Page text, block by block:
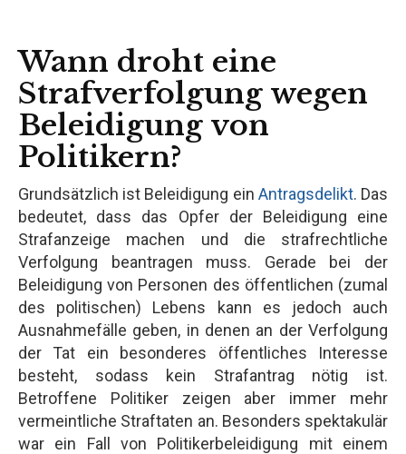
Wann droht eine
Strafverfolgung wegen
Beleidigung von
Politikern?
Grundsätzlich ist Beleidigung ein Antragsdelikt. Das
bedeutet, dass das Opfer der Beleidigung eine
Strafanzeige machen und die strafrechtliche
Verfolgung beantragen muss. Gerade bei der
Beleidigung von Personen des öffentlichen (zumal
des politischen) Lebens kann es jedoch auch
Ausnahmefälle geben, in denen an der Verfolgung
der Tat ein besonderes öffentliches Interesse
besteht, sodass kein Strafantrag nötig ist.
Betroffene Politiker zeigen aber immer mehr
vermeintliche Straftaten an. Besonders spektakulär
war ein Fall von Politikerbeleidigung mit einem